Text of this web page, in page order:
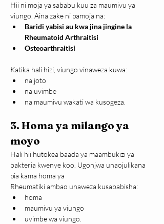
Hii ni moja ya sababu kuu za maumivu ya
viungo. Aina zake ni pamoja na:
Baridi yabisi au kwa jina jingine la
Rheumatoid Arthraitisi
Osteoarthraitisi
Katika hali hizi, viungo vinaweza kuwa:
na joto
na uvimbe
na maumivu wakati wa kusogeza.
3. Homa ya milango ya
moyo
Hali hii hutokea baada ya maambukizi ya
bakteria kwenye koo. Ugonjwa unaojulikana
pia kama homa ya
Rheumatiki ambao unaweza kusababisha:
homa
maumivu ya viungo
uvimbe wa viungo.